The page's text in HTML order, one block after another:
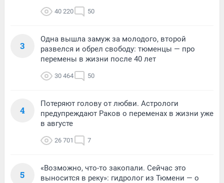
40 220 50
3
Одна вышла замуж за молодого, второй
развелся и обрел свободу: тюменцы — про
перемены в жизни после 40 лет
30 464 50
4
Потеряют голову от любви. Астрологи
предупреждают Раков о переменах в жизни уже
в августе
26 701 7
5
«Возможно, что-то закопали. Сейчас это
выносится в реку»: гидролог из Тюмени — о